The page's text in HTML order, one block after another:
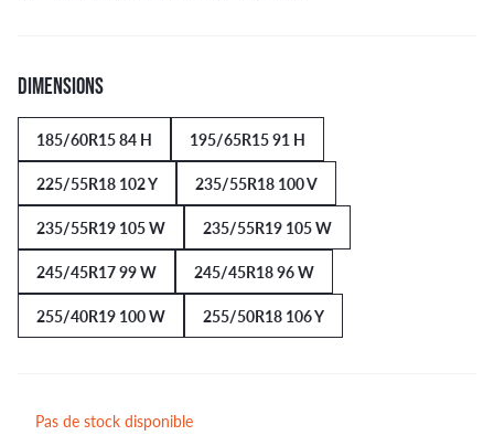
DIMENSIONS
185/60R15 84 H
195/65R15 91 H
225/55R18 102 Y
235/55R18 100 V
235/55R19 105 W
235/55R19 105 W
245/45R17 99 W
245/45R18 96 W
255/40R19 100 W
255/50R18 106 Y
Pas de stock disponible